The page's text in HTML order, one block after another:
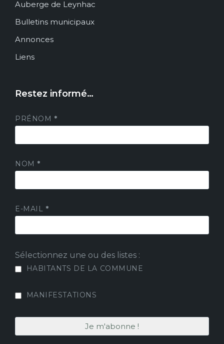
Auberge de Leynhac
Bulletins municipaux
Annonces
Liens
Restez informé…
PRÉNOM *
NOM *
E-MAIL *
Sélectionnez une ou des listes :
HABITANTS DE LA COMMUNE
MANIFESTATIONS